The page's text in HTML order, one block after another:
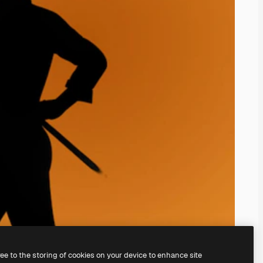
gerador de imagens com IA.
to the storing of cookies on your device to enhance site